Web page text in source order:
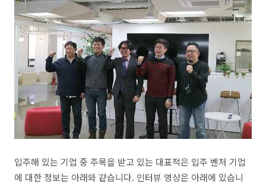
입주해 있는 기업 중 주목을 받고 있는 대표적은 입주 벤처 기업
에 대한 정보는 아래와 같습니다. 인터뷰 영상은 아래에 있습니